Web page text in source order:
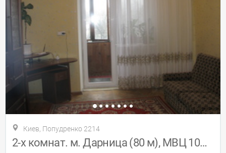
Киев, Попудренко 2214
2-х комнат. м. Дарница (80 м), МВЦ 10мин